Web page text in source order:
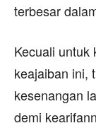
terbesar
Kecuali untuk
keajaiban ini,
kesenangan
demi